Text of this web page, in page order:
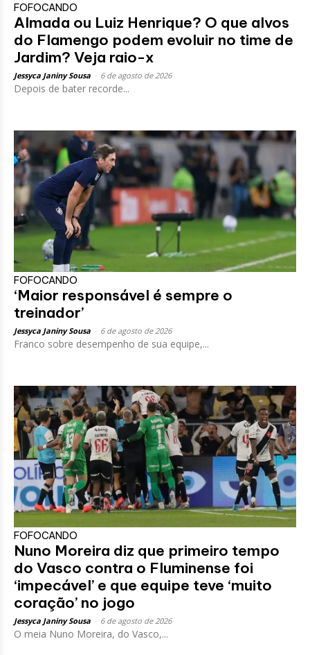
FOFOCANDO
Almada ou Luiz Henrique? O que alvos
do Flamengo podem evoluir no time de
Jardim? Veja raio-x
Jessyca Janiny Sousa 6 de agosto de 2026
Depois de bater recorde...
FOFOCANDO
‘Maior responsável é sempre o
treinador’
Jessyca Janiny Sousa 6 de agosto de 2026
Franco sobre desempenho de sua equipe,...
FOFOCANDO
Nuno Moreira diz que primeiro tempo
do Vasco contra o Fluminense foi
‘impecável’ e que equipe teve ‘muito
coração’ no jogo
Jessyca Janiny Sousa 6 de agosto de 2026
O meia Nuno Moreira, do Vasco,...